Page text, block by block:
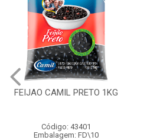
FEIJAO CAMIL PRETO 1KG
Código: 43401
Embalagem: FD\10